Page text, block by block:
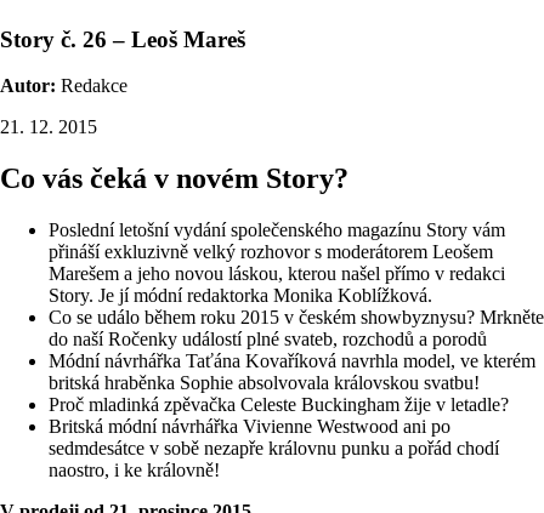
Story č. 26 – Leoš Mareš
Autor: Redakce
21. 12. 2015
Co vás čeká v novém Story?
Poslední letošní vydání společenského magazínu Story vám
přináší exkluzivně velký rozhovor s moderátorem Leošem
Marešem a jeho novou láskou, kterou našel přímo v redakci
Story. Je jí módní redaktorka Monika Koblížková.
Co se událo během roku 2015 v českém showbyznysu? Mrkněte
do naší Ročenky událostí plné svateb, rozchodů a porodů
Módní návrhářka Taťána Kovaříková navrhla model, ve kterém
britská hraběnka Sophie absolvovala královskou svatbu!
Proč mladinká zpěvačka Celeste Buckingham žije v letadle?
Britská módní návrhářka Vivienne Westwood ani po
sedmdesátce v sobě nezapře královnu punku a pořád chodí
naostro, i ke královně!